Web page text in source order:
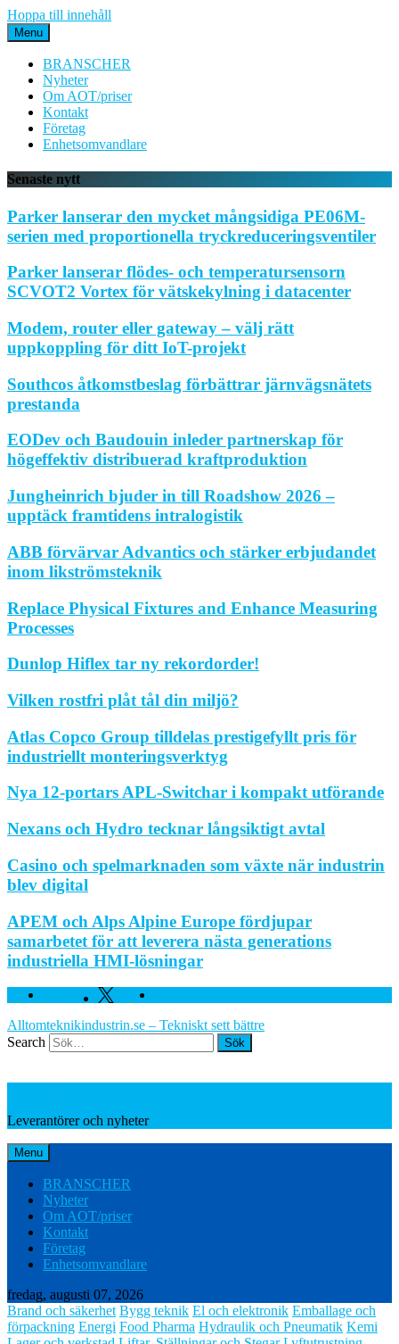
Hoppa till innehåll
Menu
BRANSCHER
Nyheter
Om AOT/priser
Kontakt
Företag
Enhetsomvandlare
Senaste nytt
Parker lanserar den mycket mångsidiga PE06M-
serien med proportionella tryckreduceringsventiler
Parker lanserar flödes- och temperatursensorn
SCVOT2 Vortex för vätskekylning i datacenter
Modem, router eller gateway – välj rätt
uppkoppling för ditt IoT-projekt
Southcos åtkomstbeslag förbättrar järnvägsnätets
prestanda
EODev och Baudouin inleder partnerskap för
högeffektiv distribuerad kraftproduktion
Jungheinrich bjuder in till Roadshow 2026 –
upptäck framtidens intralogistik
ABB förvärvar Advantics och stärker erbjudandet
inom likströmsteknik
Replace Physical Fixtures and Enhance Measuring
Processes
Dunlop Hiflex tar ny rekordorder!
Vilken rostfri plåt tål din miljö?
Atlas Copco Group tilldelas prestigefyllt pris för
industriellt monteringsverktyg
Nya 12-portars APL-Switchar i kompakt utförande
Nexans och Hydro tecknar långsiktigt avtal
Casino och spelmarknaden som växte när industrin
blev digital
APEM och Alps Alpine Europe fördjupar
samarbetet för att leverera nästa generations
industriella HMI-lösningar
Facebook Twitter
Alltomteknikindustrin.se – Tekniskt sett bättre
Search
Leverantörer och nyheter
Menu
BRANSCHER
Nyheter
Om AOT/priser
Kontakt
Företag
Enhetsomvandlare
fredag, augusti 07, 2026
Brand och säkerhet Bygg teknik El och elektronik Emballage och
förpackning Energi Food Pharma Hydraulik och Pneumatik Kemi